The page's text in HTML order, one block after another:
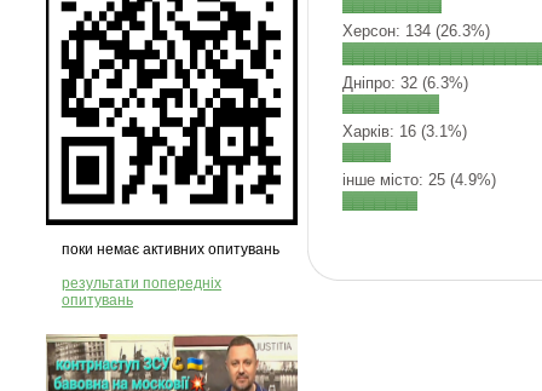
поки немає активних опитувань
результати попередніх
опитувань
Херсон: 134 (26.3%)
Дніпро: 32 (6.3%)
Харків: 16 (3.1%)
інше місто: 25 (4.9%)